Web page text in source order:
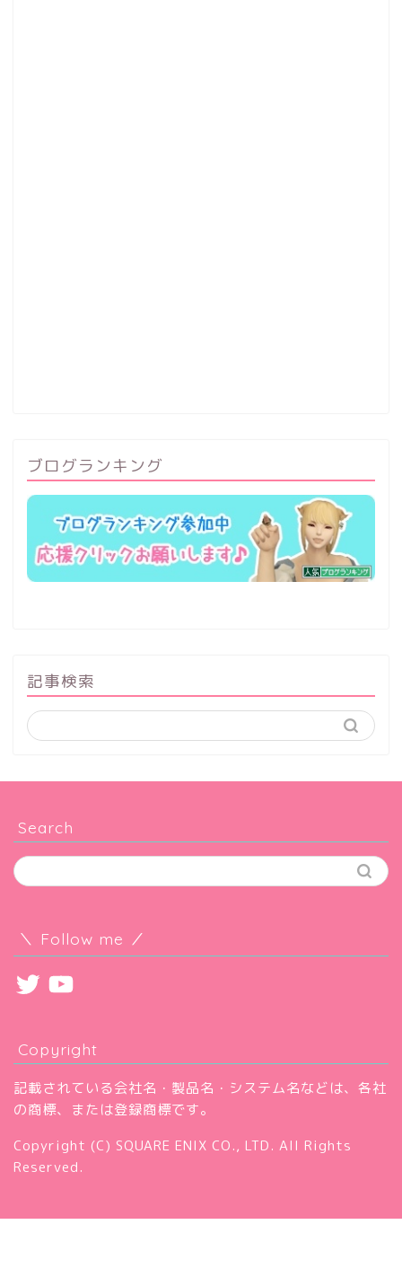
ブログランキング
記事検索
Search
＼ Follow me ／
TwitterYouTube
Copyright
記載されている会社名・製品名・システム名などは、各社
の商標、または登録商標です。
Copyright (C) SQUARE ENIX CO., LTD. All Rights
Reserved.